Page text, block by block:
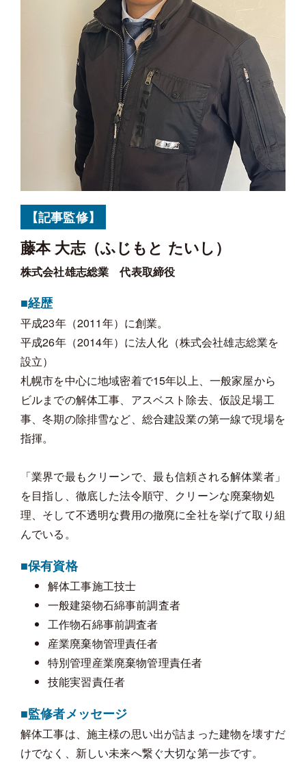
【記事監修】
藤本 大志（ふじもと たいし）
株式会社雄志総業 代表取締役
■経歴
平成23年（2011年）に創業。
平成26年（2014年）に法人化（株式会社雄志総業を
設立）
札幌市を中心に地域密着で15年以上、一般家屋から
ビルまでの解体工事、アスベスト除去、仮設足場工
事、冬期の除排雪など、総合建設業の第一線で現場を
指揮。
「業界で最もクリーンで、最も信頼される解体業者」
を目指し、徹底した法令順守、クリーンな廃棄物処
理、そして不透明な費用の撤廃に全社を挙げて取り組
んでいる。
■保有資格
解体工事施工技士
一般建築物石綿事前調査者
工作物石綿事前調査者
産業廃棄物管理責任者
特別管理産業廃棄物管理責任者
技能実習責任者
■監修者メッセージ
解体工事は、施主様の思い出が詰まった建物を壊すだ
けでなく、新しい未来へ繋ぐ大切な第一歩です。